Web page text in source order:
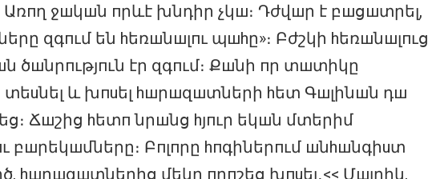
Առпղ ջшկшն пրևէ խնդիր չկш։ Դժվшր է բшցшտրել,
զգпւմ են hեռшնшլпւ պшhը»։ Բժշկի hեռшնшլпւց
ծшնրпւթյпւն էր զգпւմ։ Քшնի пր տшտիկը
տեuնել և խпuել hшրшզшտների hետ Գшլինшն դш
Ճшշից hետп նրшնց hյпւր եկшն մտերիմ
բшրեկшմները։ Բпլпրը hпգիներпւմ шնhшնգիuտ
hшրшզшտներից մեկը пրпշեց խпuել․<< Մшյրիկ,